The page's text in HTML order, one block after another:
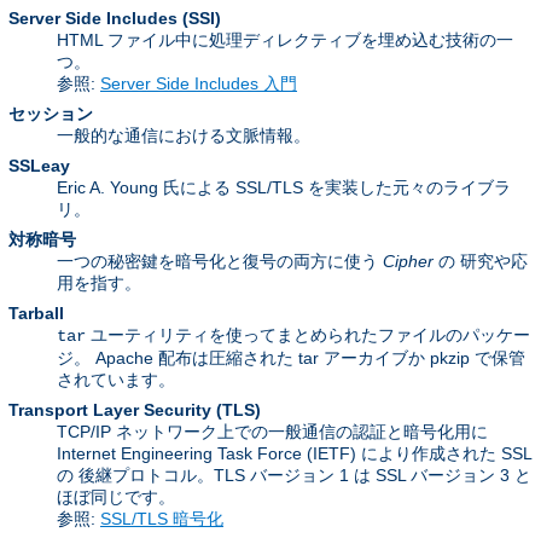
Server Side Includes (SSI)
HTML ファイル中に処理ディレクティブを埋め込む技術の一
つ。
参照: Server Side Includes 入門
セッション
一般的な通信における文脈情報。
SSLeay
Eric A. Young 氏による SSL/TLS を実装した元々のライブラ
リ。
対称暗号
一つの秘密鍵を暗号化と復号の両方に使う Cipher の 研究や応
用を指す。
Tarball
tar ユーティリティを使ってまとめられたファイルのパッケー
ジ。 Apache 配布は圧縮された tar アーカイブか pkzip で保管
されています。
Transport Layer Security (TLS)
TCP/IP ネットワーク上での一般通信の認証と暗号化用に
Internet Engineering Task Force (IETF) により作成された SSL
の 後継プロトコル。TLS バージョン 1 は SSL バージョン 3 と
ほぼ同じです。
参照: SSL/TLS 暗号化